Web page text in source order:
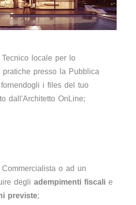
locale per lo
presso la Pubblica
i files del tuo
dall'Architetto OnLine;
o ad un
degli adempimenti fiscali e
previste;